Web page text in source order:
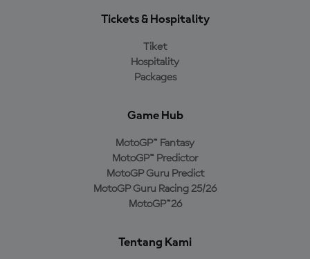
Tickets & Hospitality
Tiket
Hospitality
Packages
Game Hub
MotoGP™ Fantasy
MotoGP™ Predictor
MotoGP Guru Predict
MotoGP Guru Racing 25/26
MotoGP™26
Tentang Kami